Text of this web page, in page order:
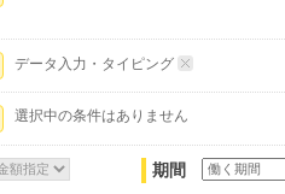
データ入力・タイピング
選択中の条件はありません
期間